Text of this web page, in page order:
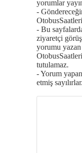
yorumlar
-
- Bu
ziyaretçi
yorumu
tutulamaz.
- Yorum
etmiş sayılırlar.